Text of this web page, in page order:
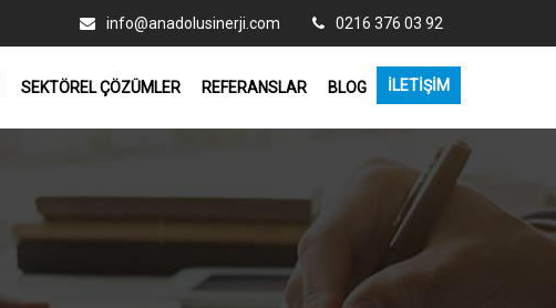
info@anadolusinerji.com 0216 376 03 92
SEKTÖREL ÇÖZÜMLER REFERANSLAR BLOG İLETIŞIM